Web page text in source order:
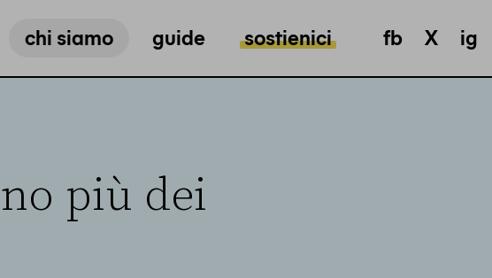
chi siamo guide sostienici fb X ig
più dei